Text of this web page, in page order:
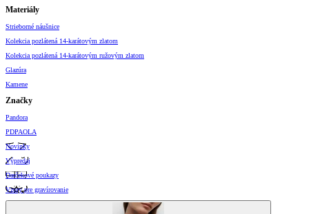
Materiály
Strieborné náušnice
Kolekcia pozlátená 14-karátovým zlatom
Kolekcia pozlátená 14-karátovým ružovým zlatom
Glazúra
Kamene
Značky
Pandora
PDPAOLA
Novinky
Výpredaj
Darčekové poukazy
Vzory pre gravírovanie